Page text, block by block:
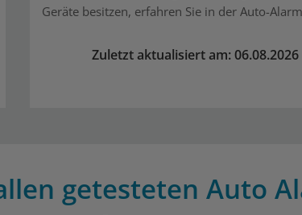
Geräte besitzen, erfahren Sie in der Auto-
Zuletzt aktualisiert am: 06.08.2026
getesteten Auto